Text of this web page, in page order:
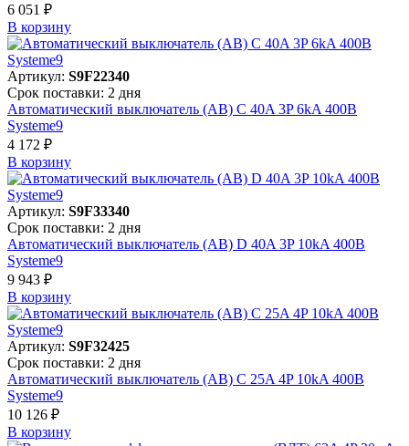
6 051 ₽
В корзинy
Артикул: S9F22340
Срок поставки: 2 дня
Автоматический выключатель (АВ) C 40A 3P 6kA 400В
Systeme9
4 172 ₽
В корзинy
Артикул: S9F33340
Срок поставки: 2 дня
Автоматический выключатель (АВ) D 40A 3P 10kA 400В
Systeme9
9 943 ₽
В корзинy
Артикул: S9F32425
Срок поставки: 2 дня
Автоматический выключатель (АВ) C 25A 4P 10kA 400В
Systeme9
10 126 ₽
В корзинy